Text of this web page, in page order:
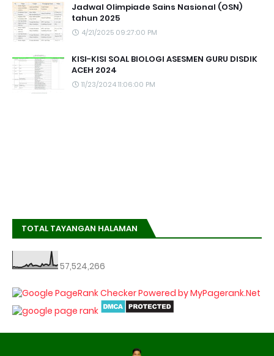
Jadwal Olimpiade Sains Nasional (OSN)
tahun 2025
4/21/2025 09:27:00 PM
KISI-KISI SOAL BIOLOGI ASESMEN GURU DISDIK
ACEH 2024
11/23/2024 11:06:00 PM
TOTAL TAYANGAN HALAMAN
57,524,266